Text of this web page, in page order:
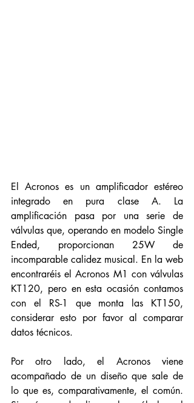
El Acronos es un amplificador estéreo
integrado en pura clase A. La
amplificación pasa por una serie de
válvulas que, operando en modelo Single
Ended, proporcionan 25W de
incomparable calidez musical. En la web
encontraréis el Acronos M1 con válvulas
KT120, pero en esta ocasión contamos
con el RS-1 que monta las KT150,
considerar esto por favor al comparar
datos técnicos.
Por otro lado, el Acronos viene
acompañado de un diseño que sale de
lo que es, comparativamente, el común.